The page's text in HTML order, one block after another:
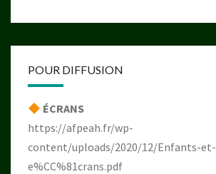
POUR DIFFUSION
ÉCRANS
https://afpeah.fr/wp-
content/uploads/2020/12/Enfants-et-
e%CC%81crans.pdf